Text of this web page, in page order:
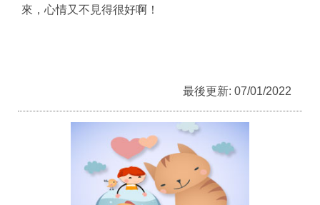
來，心情又不見得很好啊！
最後更新: 07/01/2022